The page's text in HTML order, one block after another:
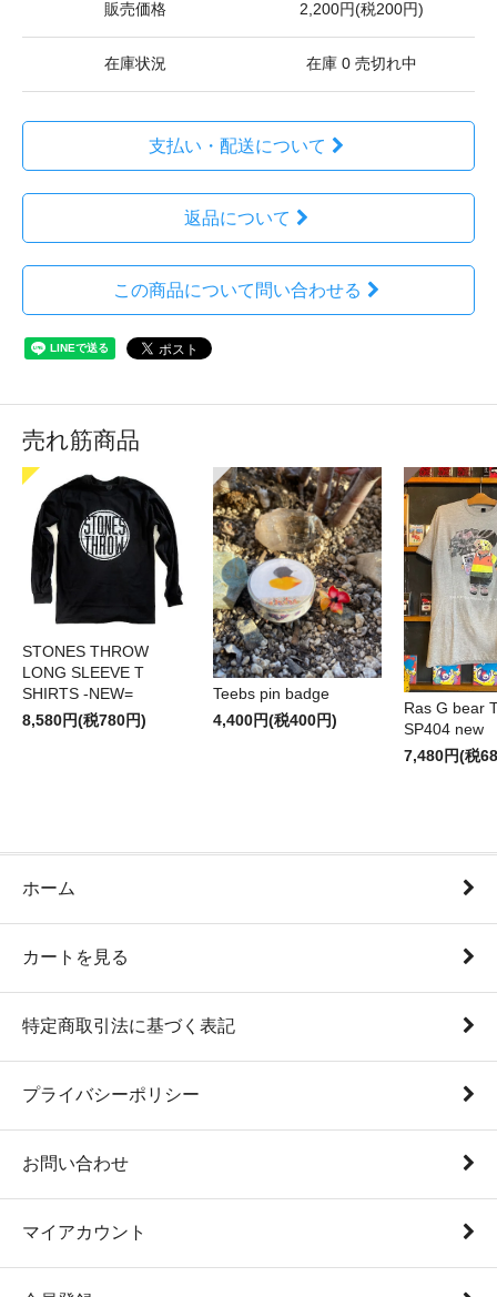
販売価格 2,200円(税200円)
在庫状況 在庫 0 売切れ中
支払い・配送について
返品について
この商品について問い合わせる
売れ筋商品
STONES THROW
LONG SLEEVE T
SHIRTS -NEW=
8,580円(税780円)
Teebs pin badge
4,400円(税400円)
Ras G bear
SP404 new
7,480円(税
ホーム
カートを見る
特定商取引法に基づく表記
プライバシーポリシー
お問い合わせ
マイアカウント